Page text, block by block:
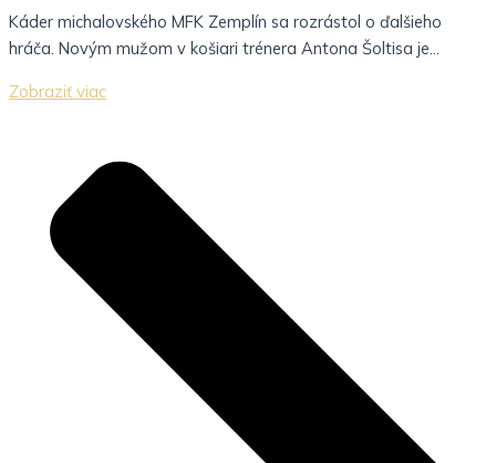
Káder michalovského MFK Zemplín sa rozrástol o ďalšieho
hráča. Novým mužom v košiari trénera Antona Šoltisa je...
Zobraziť viac